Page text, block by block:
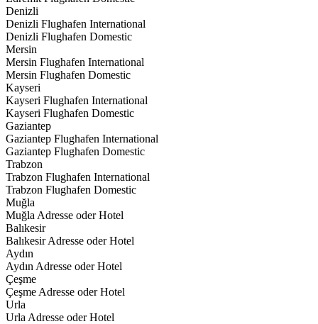
Denizli
Denizli Flughafen International
Denizli Flughafen Domestic
Mersin
Mersin Flughafen International
Mersin Flughafen Domestic
Kayseri
Kayseri Flughafen International
Kayseri Flughafen Domestic
Gaziantep
Gaziantep Flughafen International
Gaziantep Flughafen Domestic
Trabzon
Trabzon Flughafen International
Trabzon Flughafen Domestic
Muğla
Muğla Adresse oder Hotel
Balıkesir
Balıkesir Adresse oder Hotel
Aydın
Aydın Adresse oder Hotel
Çeşme
Çeşme Adresse oder Hotel
Urla
Urla Adresse oder Hotel